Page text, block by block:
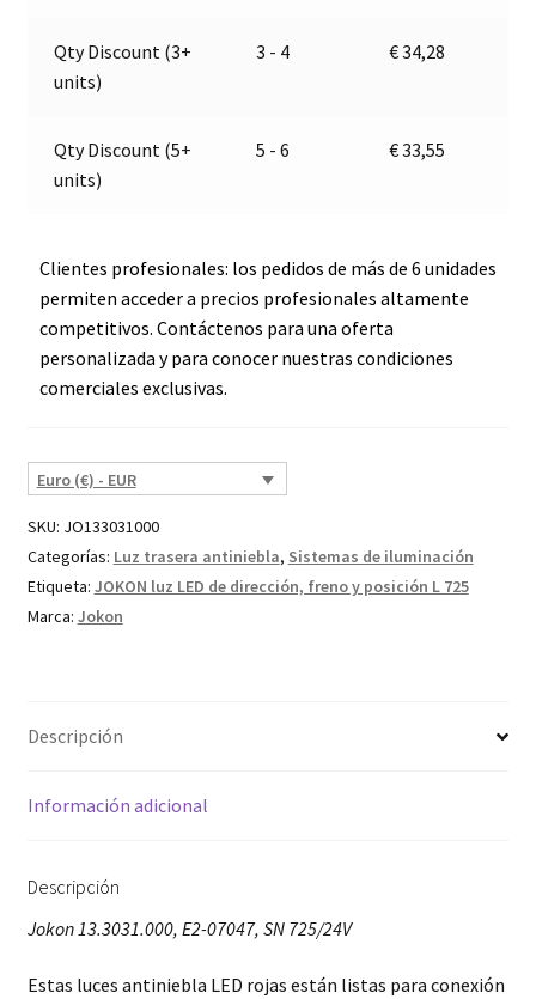
cantidad
Qty Discount (3+
units)
3 - 4 €34,28
Qty Discount (5+
units)
5 - 6 €33,55
Clientes profesionales: los pedidos de más de 6 unidades
permiten acceder a precios profesionales altamente
competitivos. Contáctenos para una oferta
personalizada y para conocer nuestras condiciones
comerciales exclusivas.
Euro (€) - EUR
SKU: JO133031000
Categorías: Luz trasera antiniebla, Sistemas de iluminación
Etiqueta: JOKON luz LED de dirección, freno y posición L 725
Marca: Jokon
Descripción
Información adicional
Descripción
Jokon 13.3031.000, E2-07047, SN 725/24V
Estas luces antiniebla LED rojas están listas para conexión